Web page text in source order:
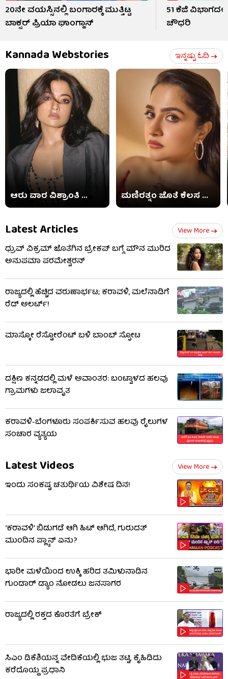
20ನೇ ವಯಸ್ಸಿನಲ್ಲಿ ಬಂಗಾರಕ್ಕೆ ಮುತ್ತಿಟ್ಟ
ಬಾಕ್ಸರ್ ಪ್ರಿಯಾ ಘಾಂಗ್ಹಾಸ್
51 ಕೆಜಿ ವಿಭಾಗದಲ್ಲಿ
ಚೌಧರಿ
Kannada Webstories ಇನ್ನಷ್ಟು ಓದಿ
ಆರು ವಾರ ವಿಶ್ರಾಂತಿ ... ಮಣಿರತ್ನಂ ಜೊತೆ ಕೆಲಸ ...
Latest Articles View More
ಧ್ರುವ್ ವಿಕ್ರಮ್ ಜೊತೆಗಿನ ಬ್ರೇಕಪ್ ಬಗ್ಗೆ ಮೌನ ಮುರಿದ
ಅನುಪಮಾ ಪರಮೇಶ್ವರನ್
ರಾಜ್ಯದಲ್ಲಿ ಹೆಚ್ಚಿದ ವರುಣಾರ್ಭಟ; ಕರಾವಳಿ, ಮಲೆನಾಡಿಗೆ
ರೆಡ್ ಅಲರ್ಟ್!
ಮಾಸ್ಕೋ ರೆಸ್ಟೋರೆಂಟ್ ಬಳಿ ಬಾಂಬ್ ಸ್ಫೋಟ
ದಕ್ಷಿಣ ಕನ್ನಡದಲ್ಲಿ ಮಳೆ ಅವಾಂತರ: ಬಂಟ್ವಾಳದ ಹಲವು
ಗ್ರಾಮಗಳು ಜಲಾವೃತ
ಕರಾವಳಿ-ಬೆಂಗಳೂರು ಸಂಪರ್ಕಿಸುವ ಹಲವು ರೈಲುಗಳ
ಸಂಚಾರ ವ್ಯತ್ಯಯ
Latest Videos View More
ಇಂದು ಸಂಕಷ್ಟ ಚತುರ್ಥಿಯ ವಿಶೇಷ ದಿನ!
‘ಕರಾವಳಿ’ ಬಿಡುಗಡೆ ಆಗಿ ಹಿಟ್ ಆಗಿದೆ, ಗುರುದತ್
ಮುಂದಿನ ಪ್ಲ್ಯಾನ್ ಏನು?
ಭಾರೀ ಮಳೆಯಿಂದ ಉಕ್ಕಿ ಹರಿದ ತಮಿಳುನಾಡಿನ
ಗುಂಡಾರ್ ಡ್ಯಾಂ ನೋಡಲು ಜನಸಾಗರ
ರಾಜ್ಯದಲ್ಲಿ ರಕ್ತದ ಕೊರತೆಗೆ ಬ್ರೇಕ್
ಸಿಎಂ ಡಿಕೆಶಿಯನ್ನ ವೇದಿಕೆಯಲ್ಲಿ ಭುಜ ತಟ್ಟಿ, ಕೈಹಿಡಿದು
ಕರೆದೊಯ್ದ ಪ್ರಧಾನಿ